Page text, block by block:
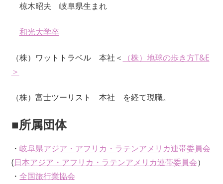
椋木昭夫 岐阜県生まれ
和光大学卒
（株）ワットトラベル 本社＜
（株）地球の歩き方T&E
＞
（株）富士ツーリスト 本社 を経て現職。
■所属団体
・ 岐阜県アジア・アフリカ・ラテンアメリカ連帯委員会
(日本アジア・アフリカ・ラテンアメリカ連帯委員会）
・ 全国旅行業協会